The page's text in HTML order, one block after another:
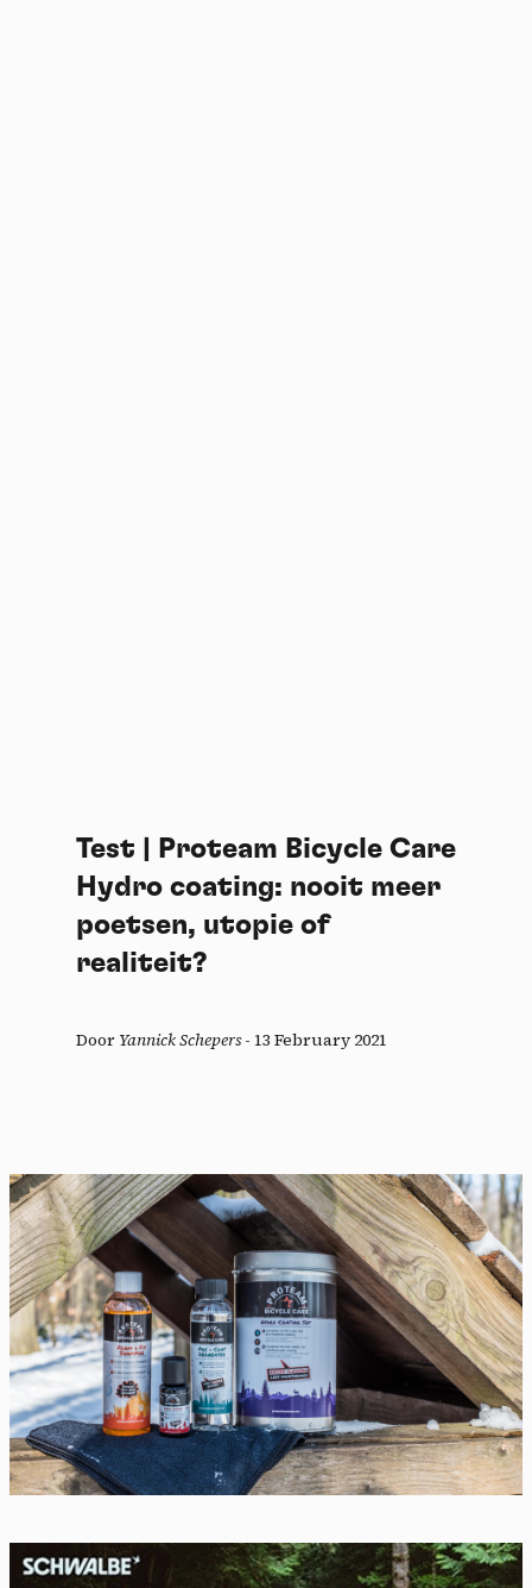
Test | Proteam Bicycle Care
Hydro coating: nooit meer
poetsen, utopie of
realiteit?
Door Yannick Schepers- 13 February 2021